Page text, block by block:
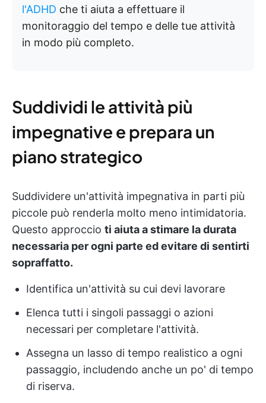
l'ADHD che ti aiuta a effettuare il
monitoraggio del tempo e delle tue attività
in modo più completo.
Suddividi le attività più
impegnative e prepara un
piano strategico
Suddividere un'attività impegnativa in parti più
piccole può renderla molto meno intimidatoria.
Questo approccio ti aiuta a stimare la durata
necessaria per ogni parte ed evitare di sentirti
sopraffatto.
Identifica un'attività su cui devi lavorare
Elenca tutti i singoli passaggi o azioni
necessari per completare l'attività.
Assegna un lasso di tempo realistico a ogni
passaggio, includendo anche un po' di tempo
di riserva.